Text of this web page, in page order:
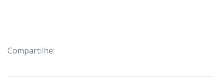
Compartilhe: